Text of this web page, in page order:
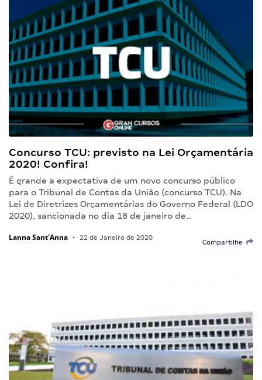
Concurso TCU: previsto na Lei Orçamentária
2020! Confira!
É grande a expectativa de um novo concurso público
para o Tribunal de Contas da União (concurso TCU). Na
Lei de Diretrizes Orçamentárias do Governo Federal (LDO
2020), sancionada no dia 18 de janeiro de…
Lanna Sant'Anna • 22 de Janeiro de 2020
Compartilhe